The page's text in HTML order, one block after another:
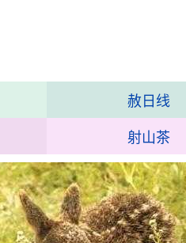
赦日线
射山茶